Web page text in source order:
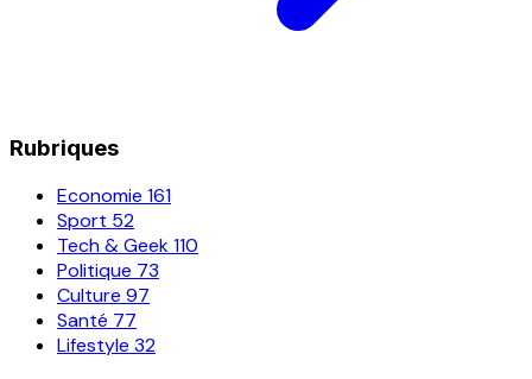
Rubriques
Economie 161
Sport 52
Tech & Geek110
Politique 73
Culture 97
Santé 77
Lifestyle 32